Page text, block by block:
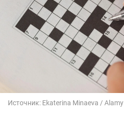
Источник: Ekaterina Minaeva / Alamy